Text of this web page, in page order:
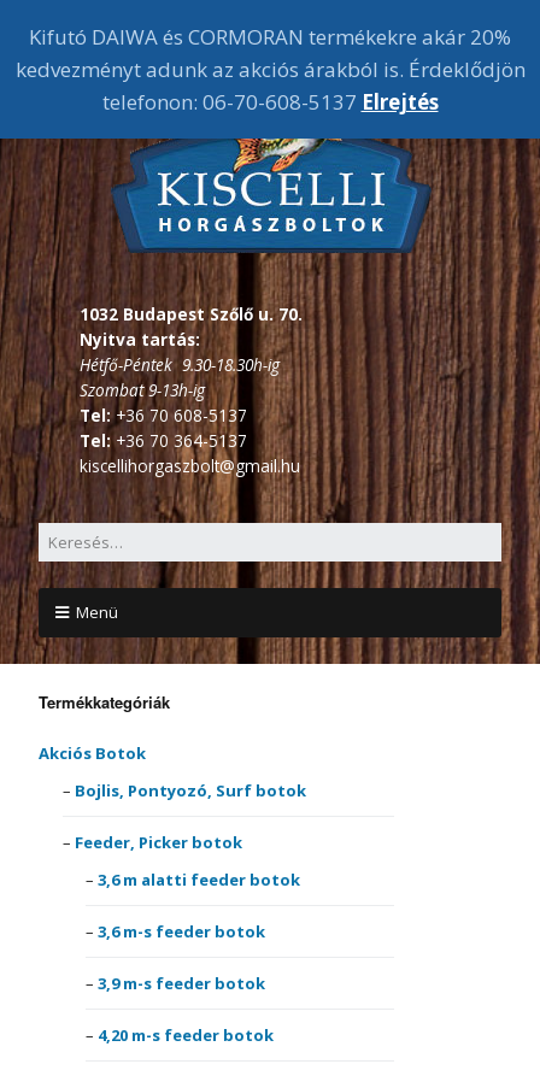
1032 Budapest Szőlő u. 70.
Nyitva tartás:
Hétfő-Péntek 9.30-18.30h-ig
Szombat 9-13h-ig
Tel:+36 70 608-5137
Tel: +36 70 364-5137
kiscellihorgaszbolt@gmail.hu
Menü
Termékkategóriák
Akciós Botok
Bojlis, Pontyozó, Surf botok
Feeder, Picker botok
3,6 m alatti feeder botok
3,6 m-s feeder botok
3,9 m-s feeder botok
4,20 m-s feeder botok
Kifutó DAIWA és CORMORAN termékekre akár 20%
kedvezményt adunk az akciós árakból is. Érdeklődjön
telefonon: 06-70-608-5137 Elrejtés